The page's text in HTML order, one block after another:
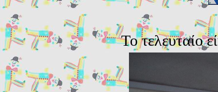
Το τελευταίο